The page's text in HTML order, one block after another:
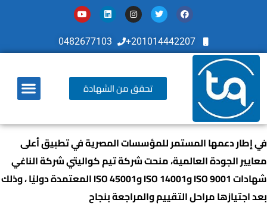
201014442207+
0482677103
تحقق من الشهادة
في إطار دعمها المستمر للمؤسسات المصرية في تطبيق أعلى
معايير الجودة العالمية، منحت شركة تيم كواليتي شركة الناغي
شهادات ISO 9001 وISO 14001 وISO 45001 المعتمدة دوليًا ، وذلك
بعد اجتيازها مراحل التقييم والمراجعة بنجاح